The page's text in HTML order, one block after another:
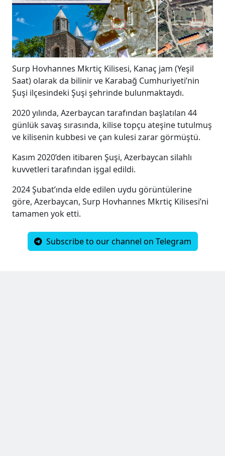
Surp Hovhannes Mkrtiç Kilisesi, Kanaç jam (Yeşil
Saat) olarak da bilinir ve Karabağ Cumhuriyeti’nin
Şuşi ilçesindeki Şuşi şehrinde bulunmaktaydı.
2020 yılında, Azerbaycan tarafından başlatılan 44
günlük savaş sırasında, kilise topçu ateşine tutulmuş
ve kilisenin kubbesi ve çan kulesi zarar görmüştü.
Kasım 2020’den itibaren Şuşi, Azerbaycan silahlı
kuvvetleri tarafından işgal edildi.
2024 Şubat’ında elde edilen uydu görüntülerine
göre, Azerbaycan, Surp Hovhannes Mkrtiç Kilisesi’ni
tamamen yok etti.
Subscribe to our channel on Telegram